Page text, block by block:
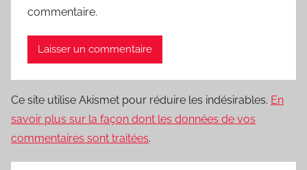
commentaire.
Ce site utilise Akismet pour réduire les indésirables. En
savoir plus sur la façon dont les données de vos
commentaires sont traitées.